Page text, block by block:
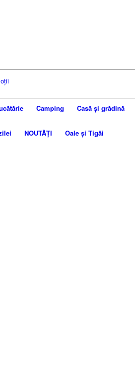
Camping Casă și grădină
NOUTĂȚI Oale și Tigăi